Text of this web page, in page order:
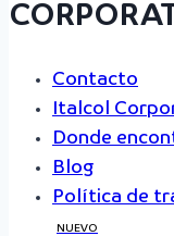
Contacto
Italcol
Donde
Blog
Política de
NUEVO